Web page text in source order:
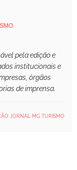
pela edição e
institucionais e
órgãos
de imprensa.
JORNAL MG TURISMO